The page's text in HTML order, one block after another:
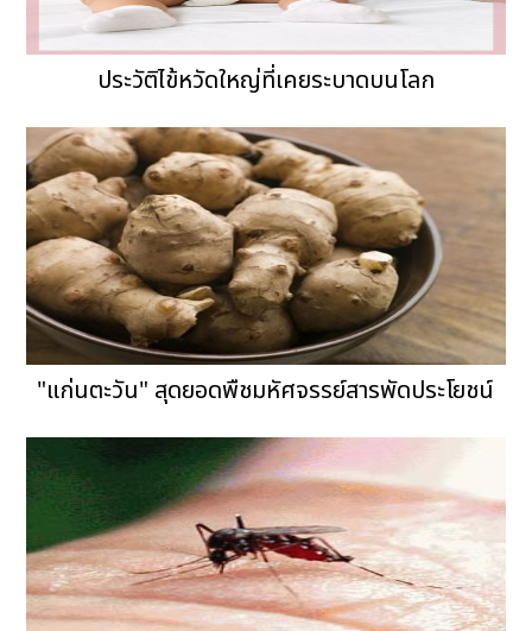
ประวัติไข้หวัดใหญ่ที่เคยระบาดบนโลก
"แก่นตะวัน" สุดยอดพืชมหัศจรรย์สารพัดประโยชน์